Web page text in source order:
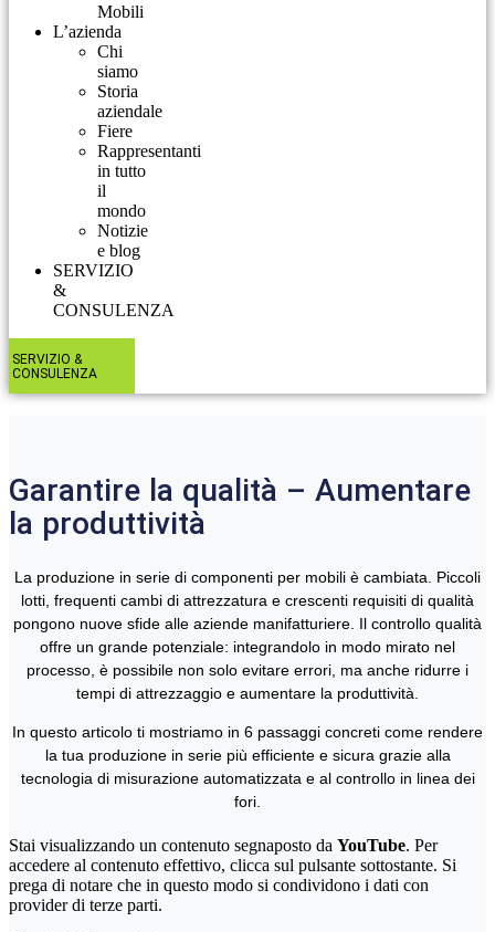
Mobili
L’azienda
Chi
siamo
Storia
aziendale
Fiere
Rappresentanti
in tutto
il
mondo
Notizie
e blog
SERVIZIO
&
CONSULENZA​
SERVIZIO &
CONSULENZA​
Garantire la qualità – Aumentare
la produttività
La produzione in serie di componenti per mobili è cambiata. Piccoli
lotti, frequenti cambi di attrezzatura e crescenti requisiti di qualità
pongono nuove sfide alle aziende manifatturiere. Il controllo qualità
offre un grande potenziale: integrandolo in modo mirato nel
processo, è possibile non solo evitare errori, ma anche ridurre i
tempi di attrezzaggio e aumentare la produttività.
In questo articolo ti mostriamo in 6 passaggi concreti come rendere
la tua produzione in serie più efficiente e sicura grazie alla
tecnologia di misurazione automatizzata e al controllo in linea dei
fori.
Stai visualizzando un contenuto segnaposto da YouTube. Per
accedere al contenuto effettivo, clicca sul pulsante sottostante. Si
prega di notare che in questo modo si condividono i dati con
provider di terze parti.